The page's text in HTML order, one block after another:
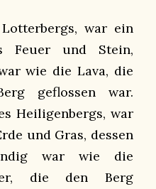
war ein
Feuer und Stein,
wie die Lava, die
geflossen war.
Heiligenbergs, war
und Gras, dessen
war wie die
die den Berg